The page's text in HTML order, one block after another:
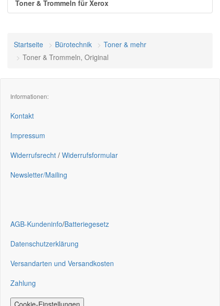
Toner & Trommeln für Xerox
Startseite Bürotechnik
Toner & mehr
Toner & Trommeln, Original
Informationen:
Kontakt
Impressum
Widerrufsrecht / Widerrufsformular
Newsletter/Mailing
AGB-Kundeninfo/Batteriegesetz
Datenschutzerklärung
Versandarten und Versandkosten
Zahlung
Cookie-Einstellungen